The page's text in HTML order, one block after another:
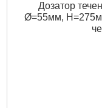
Дозатор
Ø=55мм,